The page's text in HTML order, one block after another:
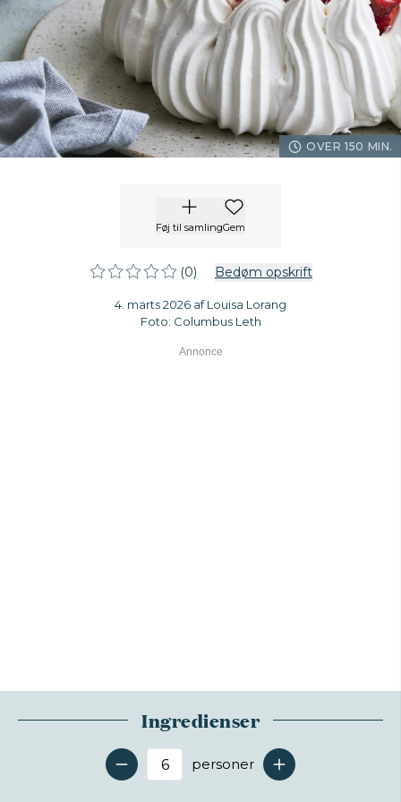
OVER 150 MIN.
Føj til samlingGem
(0) Bedøm opskrift
4. marts 2026 af Louisa Lorang
Foto: Columbus Leth
Ingredienser
Antal serveringer
personer